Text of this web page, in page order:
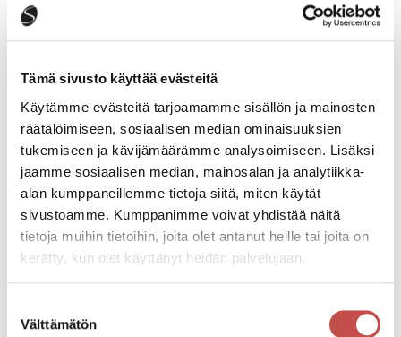
Tämä sivusto käyttää evästeitä
Käytämme evästeitä tarjoamamme sisällön ja mainosten
räätälöimiseen, sosiaalisen median ominaisuuksien
tukemiseen ja kävijämäärämme analysoimiseen. Lisäksi
jaamme sosiaalisen median, mainosalan ja analytiikka-
alan kumppaneillemme tietoja siitä, miten käytät
sivustoamme. Kumppanimme voivat yhdistää näitä
tietoja muihin tietoihin, joita olet antanut heille tai joita on
kerätty, kun olet käyttänyt heidän palvelujaan.
valinta
Välttämätön
Saarijärven osasto
Kauppakatu 8, toinen kerros. Sisäänkäynti pihan
puolelta.
Pääsymaksu
Ilmainen
Katso kaikki tapahtumat
Jaa tapahtuma: